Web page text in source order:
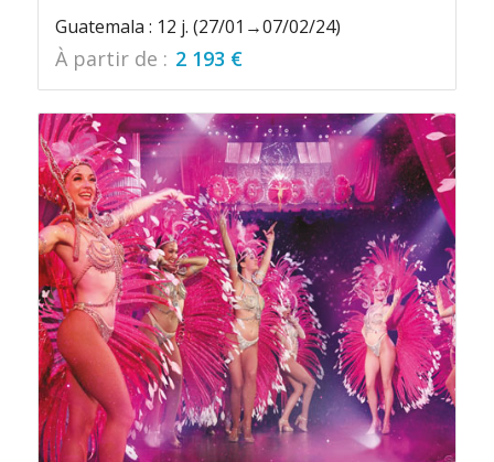
Guatemala : 12 j. (27/01→07/02/24)
À partir de : 2 193 €